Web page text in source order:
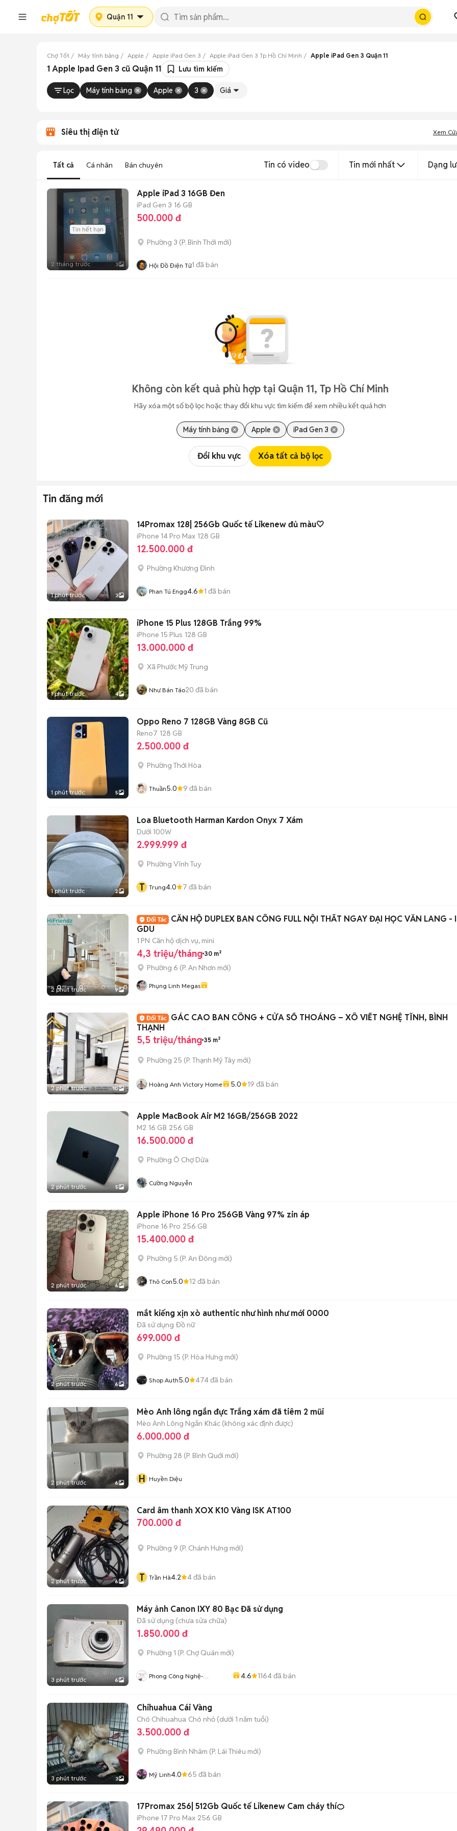
Quận 11
Chợ Tốt Máy tính bảng Apple Apple iPad Gen 3 Apple iPad Gen 3 Tp Hồ Chí Minh Apple iPad Gen 3 Quận 11
1 Apple Ipad Gen 3 cũ Quận 11 Lưu tìm kiếm
Lọc Máy tính bảng Apple 3 Giá
Siêu thị điện tử Xem
Tất cả Cá nhân Bán chuyên Tin có video Tin mới nhất Dạng
Tin hết hạn
2 tháng trước 3
Apple iPad 3 16GB Đen
iPad Gen 3 16 GB
500.000 đ
Phường 3 (P. Bình Thới mới)
Hội Đồ Điện Tử1 đã bán
Không còn kết quả phù hợp tại Quận 11, Tp Hồ Chí Minh
Hãy xóa một số bộ lọc hoặc thay đổi khu vực tìm kiếm để xem nhiều kết quả hơn
Máy tính bảng Apple iPad Gen 3
Đổi khu vực Xóa tất cả bộ lọc
Tin đăng mới
1 phút trước 3
14Promax 128| 256Gb Quốc tế Likenew đủ màu🤍
iPhone 14 Pro Max 128 GB
12.500.000 đ
Phường Khương Đình
Phan Tú Engg4.6 1 đã bán
1 phút trước 4
iPhone 15 Plus 128GB Trắng 99%
iPhone 15 Plus 128 GB
13.000.000 đ
Xã Phước Mỹ Trung
Như Bán Táo20 đã bán
1 phút trước 5
Oppo Reno 7 128GB Vàng 8GB Cũ
Reno7 128 GB
2.500.000 đ
Phường Thới Hòa
Thuần5.0 9 đã bán
1 phút trước 2
Loa Bluetooth Harman Kardon Onyx 7 Xám
Dưới 100W
2.999.999 đ
Phường Vĩnh Tuy
T Trung4.0 7 đã bán
2 phút trước 9
CĂN HỘ DUPLEX BAN CÔNG FULL NỘI THẤT NGAY ĐẠI HỌC VĂN LANG -
GDU
1 PN Căn hộ dịch vụ, mini
4,3 triệu/tháng 30 m²
Phường 6 (P. An Nhơn mới)
Phụng Linh Megas
2 phút trước 10
GÁC CAO BAN CÔNG + CỬA SỔ THOÁNG – XÔ VIẾT NGHỆ TĨNH, BÌNH
THẠNH
5,5 triệu/tháng 35 m²
Phường 25 (P. Thạnh Mỹ Tây mới)
Hoàng Anh Victory Home 5.0 19 đã bán
2 phút trước 5
Apple MacBook Air M2 16GB/256GB 2022
M2 16 GB 256 GB
16.500.000 đ
Phường Ô Chợ Dừa
Cường Nguyễn
2 phút trước 6
Apple iPhone 16 Pro 256GB Vàng 97% zin áp
iPhone 16 Pro 256 GB
15.400.000 đ
Phường 5 (P. An Đông mới)
Thỏ Con5.0 12 đã bán
2 phút trước 6
mắt kiếng xịn xò authentic như hình như mới 0000
Đã sử dụng Đồ nữ
699.000 đ
Phường 15 (P. Hòa Hưng mới)
Shop Auth5.0 474đã bán
2 phút trước 6
Mèo Anh lông ngắn đực Trắng xám đã tiêm 2 mũi
Mèo Anh Lông Ngắn Khác (không xác định được)
6.000.000 đ
Phường 28 (P. Bình Quới mới)
H Huyền Diệu
2 phút trước 6
Card âm thanh XOX K10 Vàng ISK AT100
700.000 đ
Phường 9 (P. Chánh Hưng mới)
T Trần Hà4.2 4đã bán
3 phút trước 6
Máy ảnh Canon IXY 80 Bạc Đã sử dụng
Đã sử dụng (chưa sửa chữa)
1.850.000 đ
Phường 1 (P. Chợ Quán mới)
Phong Công Nghệ-
4.6 1164đã bán
3 phút trước 3
Chihuahua Cái Vàng
Chó Chihuahua Chó nhỏ (dưới 1 năm tuổi)
3.500.000 đ
Phường Bình Nhâm (P. Lái Thiêu mới)
Mỹ Linh4.0 65 đã bán
17Promax 256| 512Gb Quốc tế Likenew Cam cháy thí🍊
iPhone 17 Pro Max 256 GB